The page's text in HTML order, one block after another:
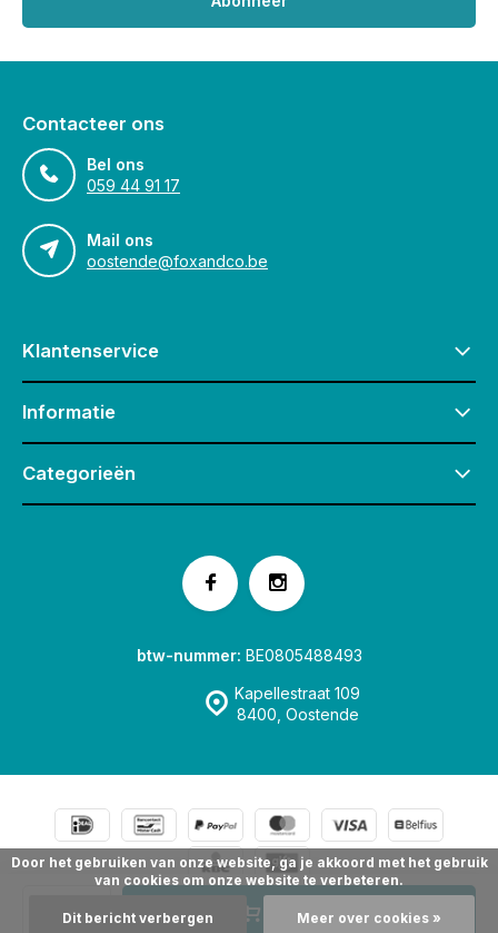
Toevoegen
Contacteer ons
Bel ons
059 44 91 17
Mail ons
oostende@foxandco.be
Klantenservice
Informatie
Categorieën
Kapellestraat 109
8400, Oostende
btw-nummer: BE0805488493
© Speelgoedwinkel Fox & Co Oostende Sitemap
Door het gebruiken van onze website, ga je akkoord met het gebruik
van cookies om onze website te verbeteren.
Dit bericht verbergen Meer over cookies »